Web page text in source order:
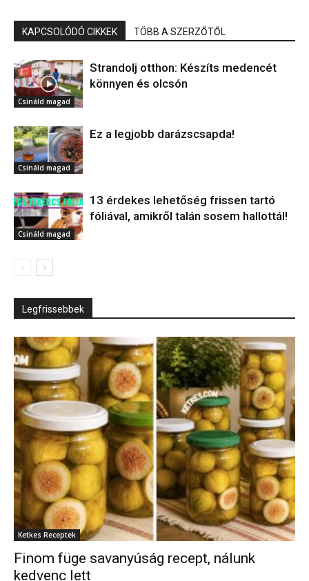
KAPCSOLÓDÓ CIKKEK TÖBB A SZERZŐTŐL
Csináld magad
Strandolj otthon: Készíts medencét
könnyen és olcsón
Csináld magad
Ez a legjobb darázscsapda!
Csináld magad
13 érdekes lehetőség frissen tartó
fóliával, amikről talán sosem hallottál!
Legfrissebbek
Ketkes Receptek
Finom füge savanyúság recept, nálunk
kedvenc lett